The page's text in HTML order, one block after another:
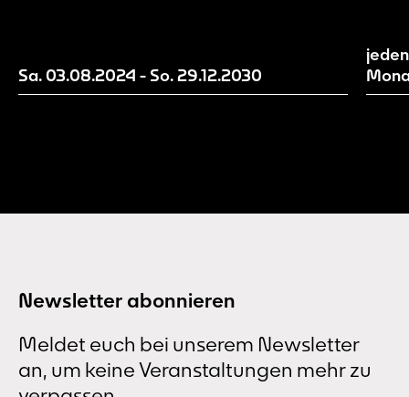
diese mit Hilfe von euch als
Besucher*innen weiter.
Sa. 03.08.2024 - So. 29.12.2030
Newsletter abonnieren
Meldet euch bei unserem Newsletter
an, um keine Veranstaltungen mehr zu